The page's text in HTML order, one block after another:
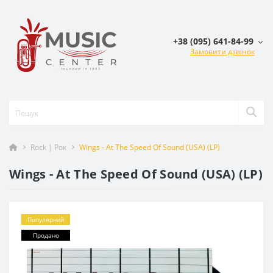
+38 (095) 641-84-99
Замовити дзвінок
Rock | Рок Wings - At The Speed Of Sound (USA) (LP)
Wings - At The Speed Of Sound (USA) (LP)
Популярний
Продано